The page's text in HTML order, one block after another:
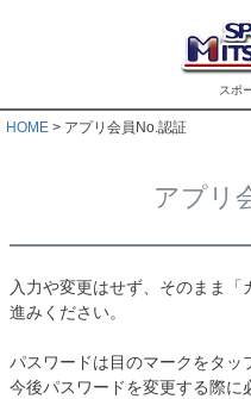
スポ
HOME アプリ会員No.認証
アプリ
入力や変更はせず、そのまま
進みください。
パスワードは目のマークをタッ
今後パスワードを変更する際に